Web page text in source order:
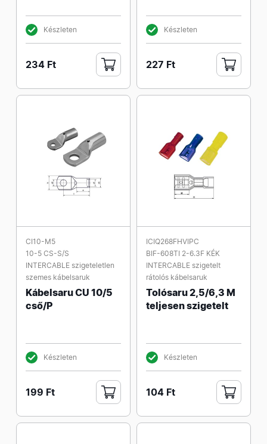
Készleten
234 Ft
Készleten
227 Ft
CI10-M5
10-5 CS-S/S
INTERCABLE szigeteletlen
szemes kábelsaruk
Kábelsaru CU 10/5
cső/P
Készleten
199 Ft
ICIQ268FHVIPC
BIF-608TI 2-6.3F KÉK
INTERCABLE szigetelt
rátolós kábelsaruk
Tolósaru 2,5/6,3 M
teljesen szigetelt
Készleten
104 Ft